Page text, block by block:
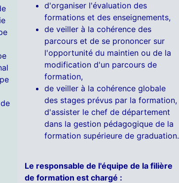
d'organiser l'évaluation des
formations et des enseignements,
de veiller à la cohérence des
parcours et de se prononcer sur
l'opportunité du maintien ou de la
modification d'un parcours de
formation,
de veiller à la cohérence globale
des stages prévus par la formation,
d'assister le chef de département
dans la gestion pédagogique de la
formation supérieure de graduation.
Le responsable de l'équipe de la filière
de formation est chargé :